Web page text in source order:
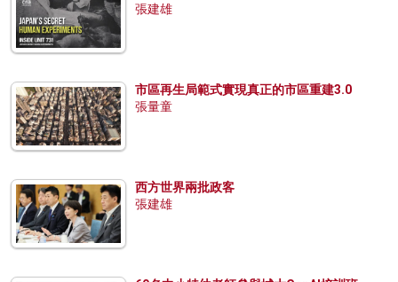
張建雄
市區再生局範式實現真正的市區重建3.0
張量童
西方世界兩批政客
張建雄